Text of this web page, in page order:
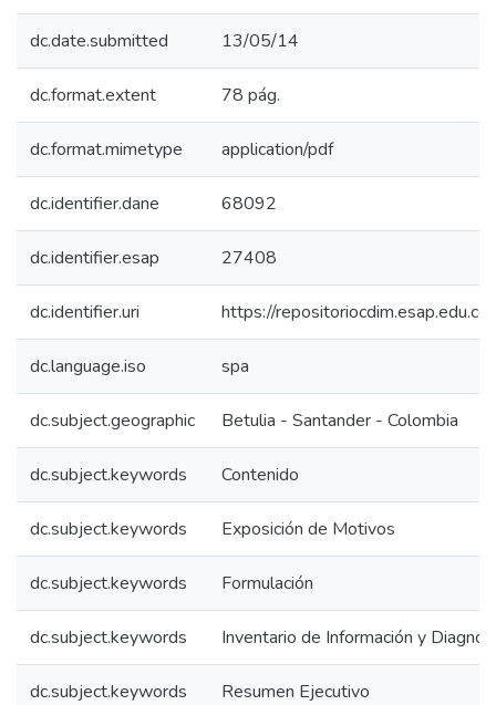
dc.date.submitted 13/05/14
dc.format.extent 78 pág.
dc.format.mimetype application/pdf
dc.identifier.dane 68092
dc.identifier.esap 27408
dc.identifier.uri https://
dc.language.iso spa
dc.subject.geographic Betulia - Santander - Colombia
dc.subject.keywords Contenido
dc.subject.keywords Exposición de Motivos
dc.subject.keywords Formulación
dc.subject.keywords Inventario de Información y
dc.subject.keywords Resumen Ejecutivo